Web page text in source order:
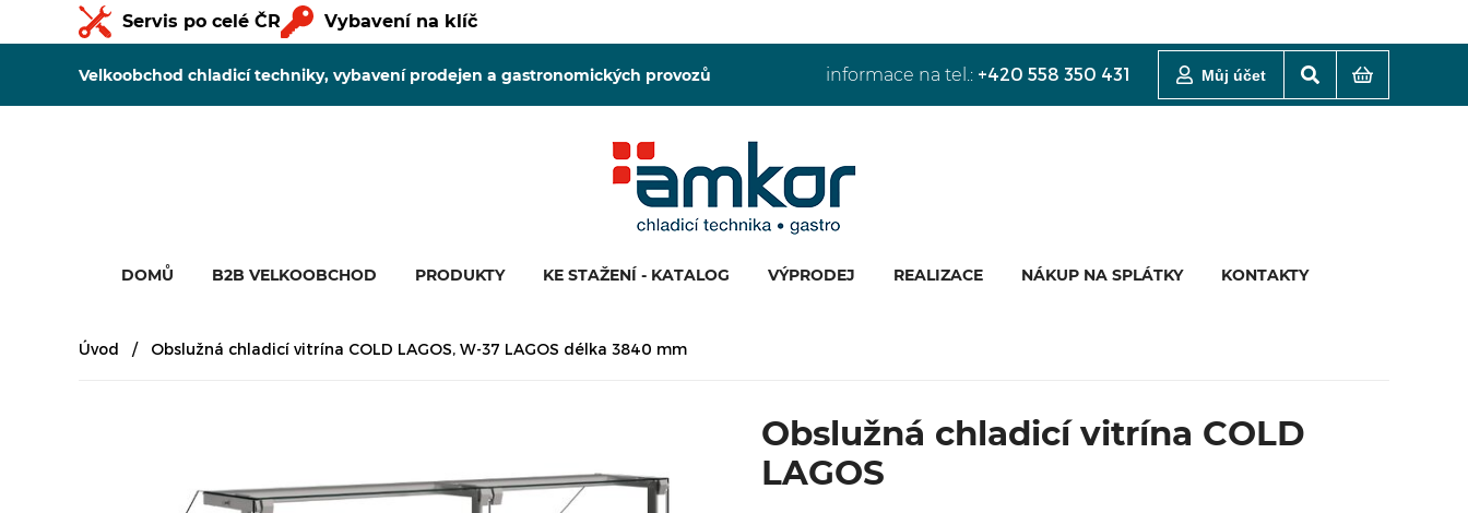
Servis po celé ČR Vybavení na klíč
Velkoobchod chladicí techniky, vybavení prodejen a gastronomických provozů informace na tel.: +420 558 350 431 Můj účet
DOMŮ B2B VELKOOBCHOD PRODUKTY KE STAŽENÍ - KATALOG VÝPRODEJ REALIZACE NÁKUP NA SPLÁTKY KONTAKTY
Úvod Obslužná chladicí vitrína COLD LAGOS, W-37 LAGOS délka 3840 mm
Obslužná chladicí vitrína COLD
LAGOS